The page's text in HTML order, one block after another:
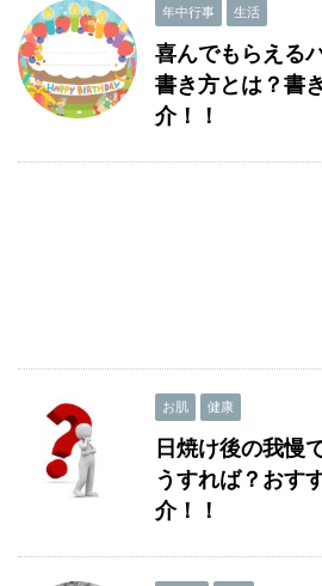
年中行事 生活
喜んでもらえる
書き方とは？書
介！！
お肌 健康
日焼け後の我慢
うすれば？おす
介！！